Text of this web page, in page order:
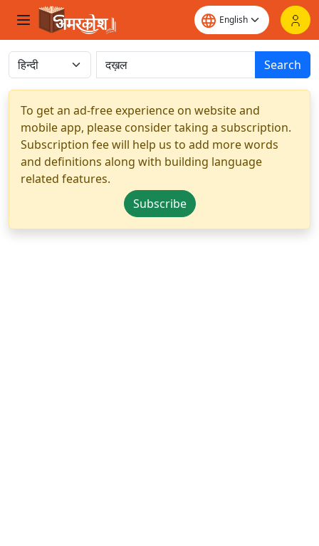
Search
To get an ad-free experience on website and
mobile app, please consider taking a subscription.
Subscription fee will help us to add more words
and definitions along with building language
related features.
Subscribe